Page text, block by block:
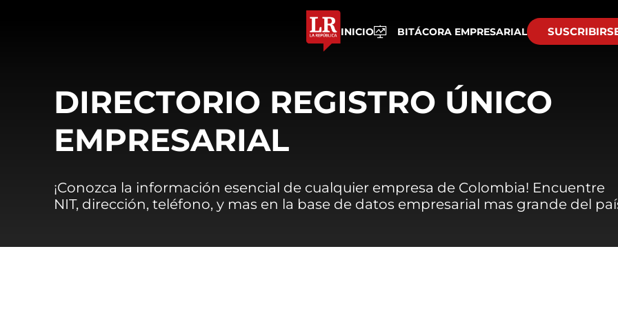
INICIO BITÁCORA EMPRESARIAL
DIRECTORIO REGISTRO ÚNICO
EMPRESARIAL
¡Conozca la información esencial de cualquier empresa de Colombia! Encuentre
NIT, dirección, teléfono, y mas en la base de datos empresarial mas grande del